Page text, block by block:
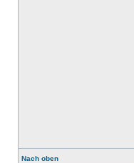
Nach oben